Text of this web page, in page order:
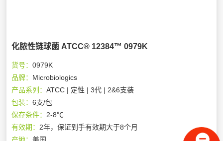
化脓性链球菌 ATCC® 12384™ 0979K
货号：0979K
品牌： Microbiologics
产品系列：ATCC | 定性 | 3代 | 2&6支装
包装：6支/包
保存条件： 2-8℃
有效期： 2年，保证到手有效期大于8个月